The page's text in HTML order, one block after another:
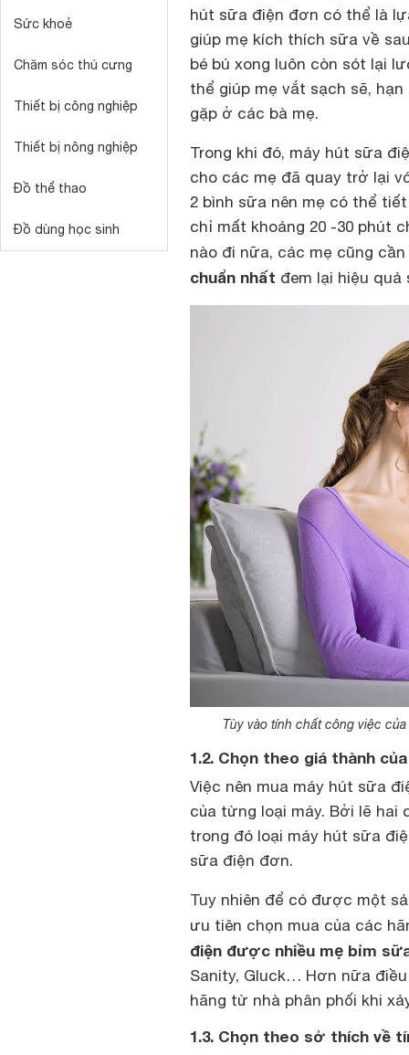
Sức khoẻ
Chăm sóc thú cưng
Thiết bị công nghiệp
Thiết bị nông nghiệp
Đồ thể thao
Đồ dùng học sinh
hút sữa điện đơn có thể là
giúp mẹ kích thích sữa về
bé bú xong luôn còn sót lại
thể giúp mẹ vắt sạch sẽ,
gặp ở các bà mẹ.
Trong khi đó, máy hút sữa
cho các mẹ đã quay trở lại
2 bình sữa nên mẹ có thể
chỉ mất khoảng 20 -30 phút
nào đi nữa, các mẹ cũng
chuẩn nhất đem lại hiệu quả
Tùy vào tính chất công việc
1.2. Chọn theo giá thành
Việc nên mua máy hút sữa
của từng loại máy. Bởi lẽ hai
trong đó loại máy hút sữa
sữa điện đơn.
Tuy nhiên để có được một
ưu tiên chọn mua của các
điện được nhiều mẹ bỉm
Sanity, Gluck… Hơn nữa
hãng từ nhà phân phối khi
1.3. Chọn theo sở thích về